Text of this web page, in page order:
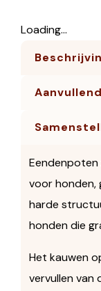
Loading...
Eendenpoten
voor honden,
harde
honden die
Het kauwen
vervullen van